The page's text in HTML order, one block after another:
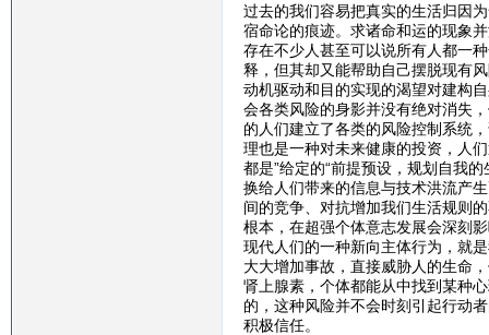
过去的我们容易把真实的生活归因
宿命论的痕迹。求诸命和运的现象
存在不少人甚至可以说所有人都一
释，但其却又能帮助自己摆脱现有
动机驱动和目的实现的渴望对建构
会各类风险的身影并没有绝对消失
的人们建立了各类的风险控制系统
理也是一种对未来健康的投资，人
都是”给定的“前提预设，规划自我
换给人们带来的信息与技术洪流产
间的竞争、对抗增加我们生活规则
根本，在超强个体意志发展会深刻
现代人们的一种新向主体行为，就
大大增加事故，直接威胁人的生命
肾上腺素，个体都能从中找到某种
的，这种风险并不会时刻引起行动
积极信任。